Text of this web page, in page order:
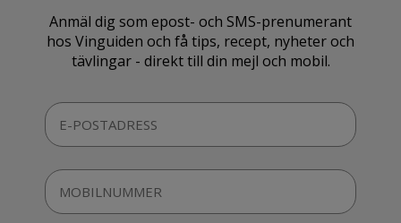
Anmäl dig som epost- och SMS-prenumerant
hos Vinguiden och få tips, recept, nyheter och
tävlingar - direkt till din mejl och mobil.